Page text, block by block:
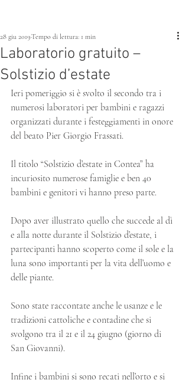
Laboratorio gratuito –
Solstizio d’estate
28 giu 2019Tempo di lettura: 1 min
Ieri pomeriggio si è svolto il secondo tra i
numerosi laboratori per bambini e ragazzi
organizzati durante i festeggiamenti in onore
del beato Pier Giorgio Frassati.
Il titolo “Solstizio d’estate in Contea” ha
incuriosito numerose famiglie e ben 40
bambini e genitori vi hanno preso parte.
Dopo aver illustrato quello che succede al dì
e alla notte durante il Solstizio d’estate, i
partecipanti hanno scoperto come il sole e la
luna sono importanti per la vita dell’uomo e
delle piante.
Sono state raccontate anche le usanze e le
tradizioni cattoliche e contadine che si
svolgono tra il 21 e il 24 giugno (giorno di
San Giovanni).
Infine i bambini si sono recati nell’orto e si